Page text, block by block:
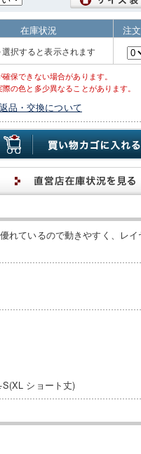
在庫状況
注
択すると表示されます
保できない場合があります。
の色と多少異なることがあります。
品・交換について
れているので動きやすく、レイ
S(XL ショート丈)